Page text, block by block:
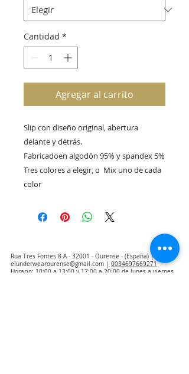
Cantidad *
Agregar al carrito
Slip con diseño original, abertura
delante y detrás.
Fabricadoen algodón 95% y spandex 5%
Tres colores a elegir, o  Mix uno de cada
color
Rua Tres Fontes 8-A - 32001 - Ourense - (España) |
elunderwearourense@gmail.com
0034697669271
Horario: 10:00 a 13:00 y 17:00 a 20:00 de lunes a viernes